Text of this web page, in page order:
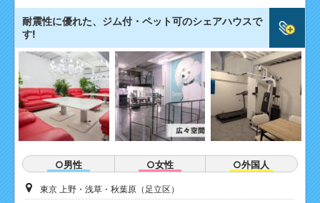
耐震性に優れた、ジム付・ペット可のシェアハウスで
す!
○男性 ○女性 ○外国人
東京 上野・浅草・秋葉原（足立区）